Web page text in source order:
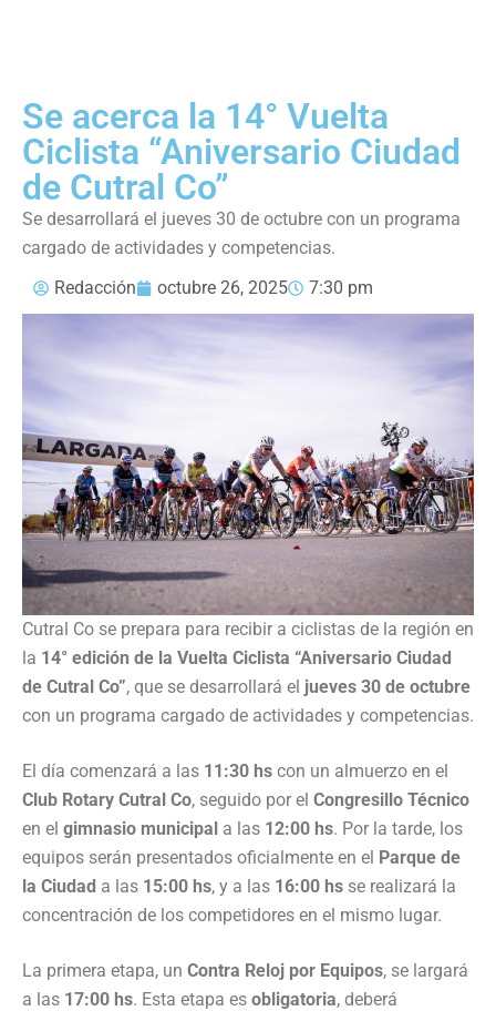
Se acerca la 14° Vuelta
Ciclista “Aniversario Ciudad
de Cutral Co”
Se desarrollará el jueves 30 de octubre con un programa
cargado de actividades y competencias.
Redacción
octubre 26, 2025 7:30 pm
Cutral Co se prepara para recibir a ciclistas de la región en
la 14° edición de la Vuelta Ciclista “Aniversario Ciudad
de Cutral Co”, que se desarrollará el jueves 30 de octubre
con un programa cargado de actividades y competencias.
El día comenzará a las 11:30 hs con un almuerzo en el
Club Rotary Cutral Co, seguido por el Congresillo Técnico
en el gimnasio municipal a las 12:00 hs. Por la tarde, los
equipos serán presentados oficialmente en el Parque de
la Ciudad a las 15:00 hs, y a las 16:00 hs se realizará la
concentración de los competidores en el mismo lugar.
La primera etapa, un Contra Reloj por Equipos, se largará
a las 17:00 hs. Esta etapa es obligatoria, deberá